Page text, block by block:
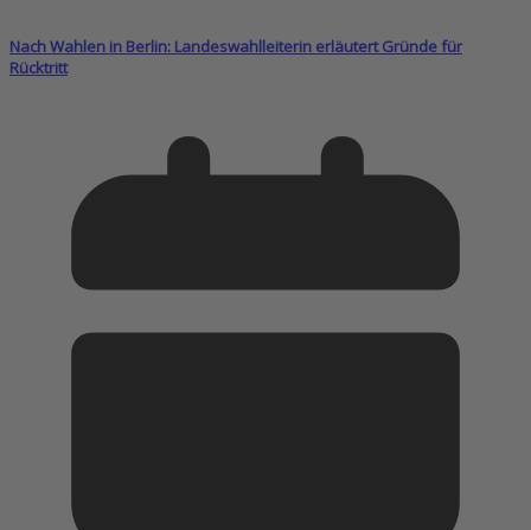
Nach Wahlen in Berlin: Landeswahlleiterin erläutert Gründe für
Rücktritt